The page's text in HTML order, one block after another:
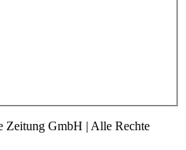
Zeitung GmbH | Alle Rechte